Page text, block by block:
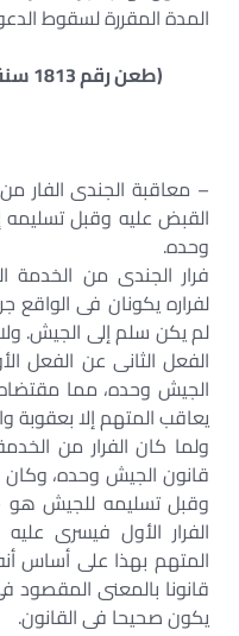
المدة المقررة لسقوط
(طعن رقم 1813 سنة 10 ق جلسة 11/11/1940)
– معاقبة الجندى الفار
القبض عليه وقبل
وحده.
فرار الجندى من الخدمة
لفراره يكونان فى الواقع
لم يكن سلم إلى الجيش.
الفعل الثانى عن الفعل
الجيش وحده، مما
يعاقب المتهم إلا بعقوبة
ولما كان الفرار من
قانون الجيش وحده، وكان
وقبل تسليمه للجيش هو
الفرار الأول فيسرى
المتهم بهذا على أساس
يكون صحيحا فى القانون.